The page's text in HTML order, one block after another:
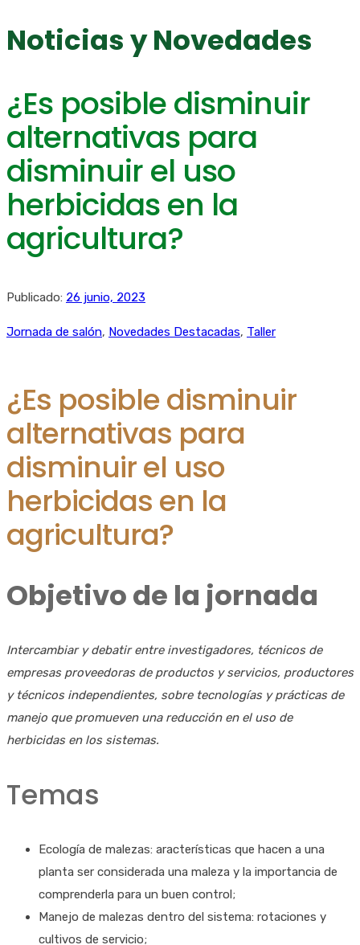
Noticias y Novedades
¿Es posible disminuir
alternativas para
disminuir el uso
herbicidas en la
agricultura?
Publicado: 26 junio, 2023
Jornada de salón, Novedades Destacadas, Taller
¿Es posible disminuir
alternativas para
disminuir el uso
herbicidas en la
agricultura?
Objetivo de la jornada
Intercambiar y debatir entre investigadores, técnicos de
empresas proveedoras de productos y servicios, productores
y técnicos independientes, sobre tecnologías y prácticas de
manejo que promueven una reducción en el uso de
herbicidas en los sistemas.
Temas
Ecología de malezas: aracterísticas que hacen a una
planta ser considerada una maleza y la importancia de
comprenderla para un buen control;
Manejo de malezas dentro del sistema: rotaciones y
cultivos de servicio;